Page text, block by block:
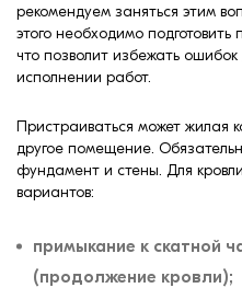
рекомендуем заняться этим
этого необходимо
что позволит избежать
исполнении работ.
Пристраиваться может жилая
другое помещение.
фундамент и стены. Для
вариантов:
примыкание к скатной
(продолжение кровли);